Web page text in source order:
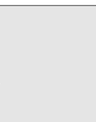
Pollo